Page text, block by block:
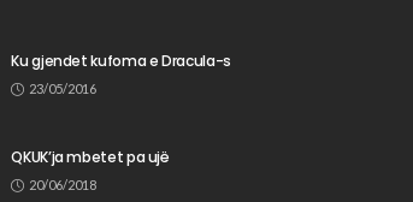
Ku gjendet kufoma e Dracula-s
23/05/2016
QKUK’ja mbetet pa ujë
20/06/2018